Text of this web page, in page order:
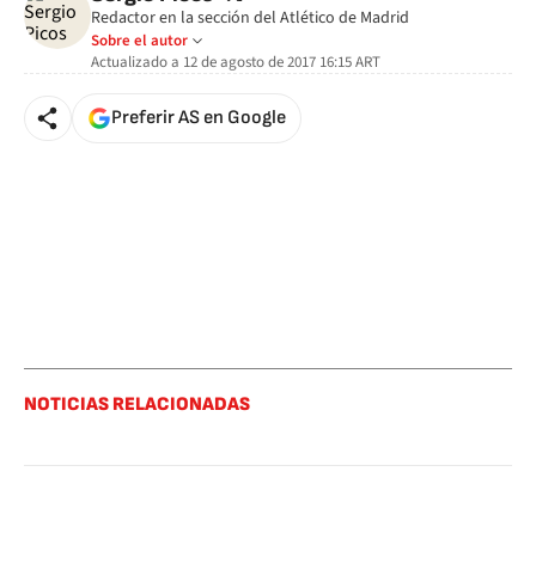
Redactor en la sección del Atlético de Madrid
Sobre el autor
Actualizado a 12 de agosto de 2017 16:15ART
Preferir AS en Google
NOTICIAS RELACIONADAS